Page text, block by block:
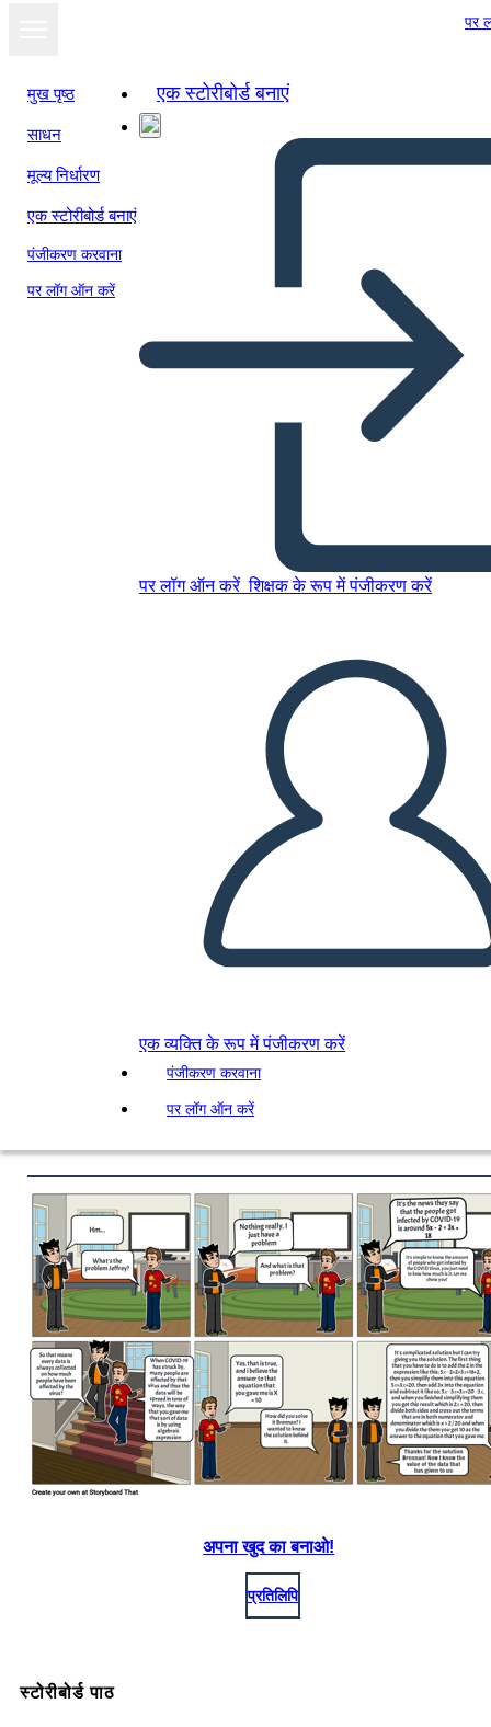
पर
मुख पृष्ठ
साधन
मूल्य निर्धारण
एक स्टोरीबोर्ड बनाएं
पंजीकरण करवाना
पर लॉग ऑन करें
एक स्टोरीबोर्ड बनाएं
पर लॉग ऑन करें शिक्षक के रूप में पंजीकरण करें
एक व्यक्ति के रूप में पंजीकरण करें
पंजीकरण करवाना
पर लॉग ऑन करें
इस स्टोरीबोर्ड को कॉपी करें
स्टोरीबोर्ड बनाएं
मुझे पढ़कर सुनाओ
स्लाइड शो के रूप में
देखें
अपना खुद का बनाओ!
प्रतिलिपि
स्टोरीबोर्ड पाठ